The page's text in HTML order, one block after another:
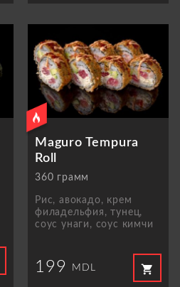
Maguro Tempura
Roll
360 грамм
Рис, авокадо, крем
филадельфия, тунец,
соус унаги, соус кимчи
199 MDL shopping_cart